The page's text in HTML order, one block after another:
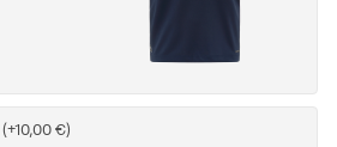
mio cuor
(+10,00 €)